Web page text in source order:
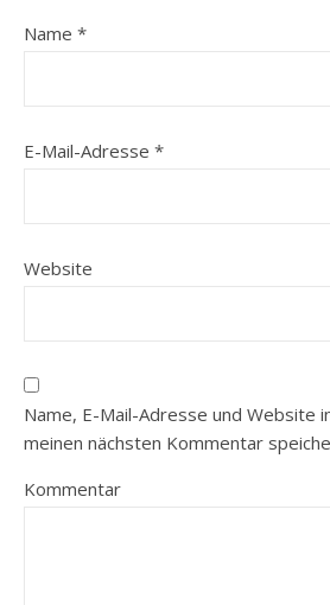
Name *
E-Mail-Adresse *
Website
Name, E-Mail-Adresse und Website
meinen nächsten Kommentar
Kommentar